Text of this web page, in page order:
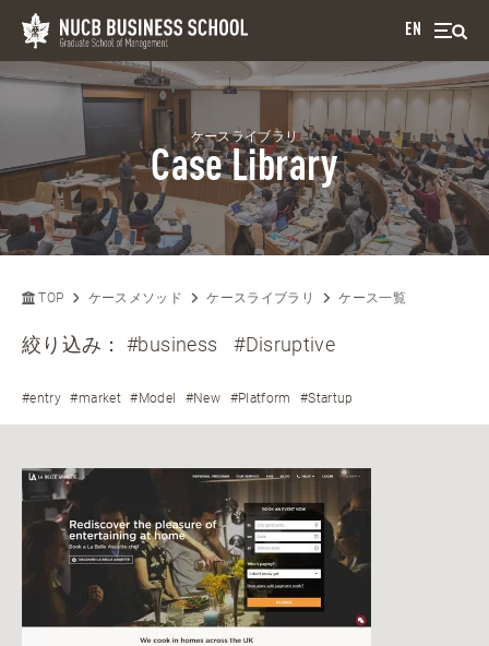
EN
ケースライブラリ
Case Library
TOP ケースメソッド ケースライブラリ ケース一覧
絞り込み：#business #Disruptive
#entry #market #Model #New #Platform #Startup